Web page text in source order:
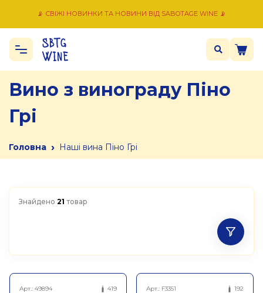
📡 СВІЖІ НОВИНКИ ТА НОВИНИ ВІД SABOTAGE WINE 📡
Вино з винограду Піно
Грі
Головна › Наші вина Піно Грі
Знайдено 21 товар
Арт.: 49894 419 Арт.: F3351 192